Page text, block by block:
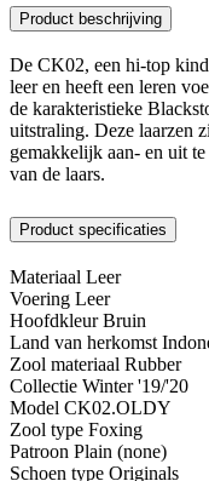
Product beschrijving
De CK02, een hi-top
leer en heeft een leren
de karakteristieke
uitstraling. Deze laarzen
gemakkelijk aan- en uit
van de laars.
Product specificaties
Materiaal Leer
Voering Leer
HoofdkleurBruin
Land van herkomst
Zool materiaal Rubber
Collectie Winter '19/'20
Model CK02.OLDY
Zool type Foxing
Patroon Plain (none)
Schoen type Originals